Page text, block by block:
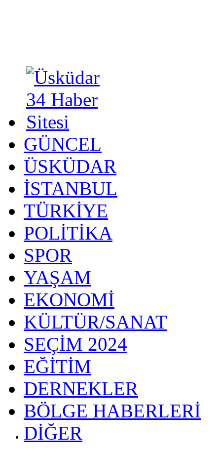
GÜNCEL
ÜSKÜDAR
İSTANBUL
TÜRKİYE
POLİTİKA
SPOR
YAŞAM
EKONOMİ
KÜLTÜR/SANAT
SEÇİM 2024
EĞİTİM
DERNEKLER
BÖLGE HABERLERİ
DİĞER